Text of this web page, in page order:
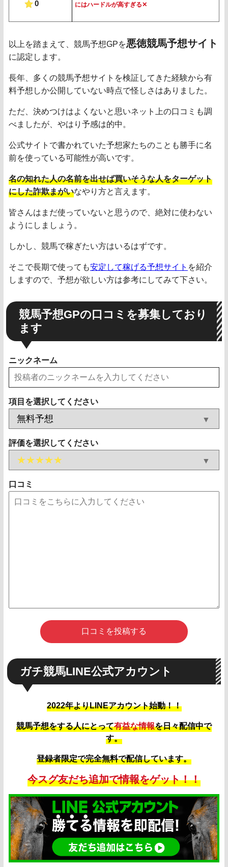
0
にはハードルが高すぎる✕
以上を踏まえて、競馬予想GPを悪徳競馬予想サイト
に認定します。
長年、多くの競馬予想サイトを検証してきた経験から有
料予想しか公開していない時点で怪しさはありました。
ただ、決めつけはよくないと思いネット上の口コミも調
べましたが、やはり予感は的中。
公式サイトで書かれていた予想家たちのことも勝手に名
前を使っている可能性が高いです。
名の知れた人の名前を出せば買いそうな人をターゲット
にした詐欺まがいなやり方と言えます。
皆さんはまだ使っていないと思うので、絶対に使わない
ようにしましょう。
しかし、競馬で稼ぎたい方はいるはずです。
そこで長期で使っても安定して稼げる予想サイト を紹介
しますので、予想が欲しい方は参考にしてみて下さい。
競馬予想GPの口コミを募集しており
ます
ニックネーム
項目を選択してください
評価を選択してください
口コミ
ガチ競馬LINE公式アカウント
2022年よりLINEアカウント始動！！
競馬予想をする人にとって有益な情報を日々配信中で
す。
登録者限定で完全無料で配信しています。
今スグ友だち追加で情報をゲット！！